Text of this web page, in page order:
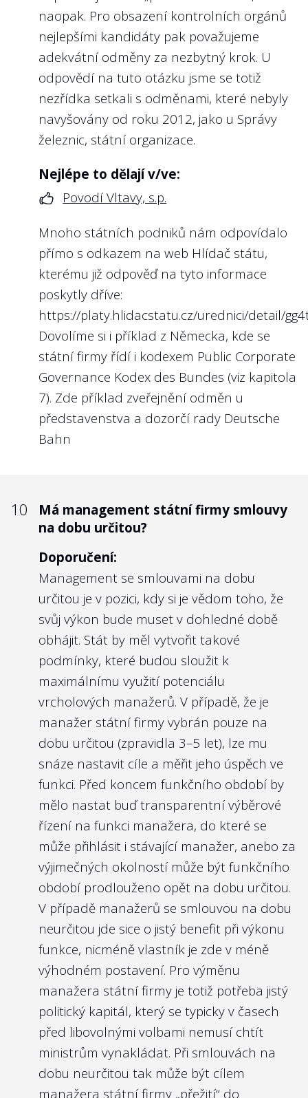
naopak. Pro obsazení kontrolních orgánů
nejlepšími kandidáty pak považujeme
adekvátní odměny za nezbytný krok. U
odpovědí na tuto otázku jsme se totiž
nezřídka setkali s odměnami, které nebyly
navyšovány od roku 2012, jako u Správy
železnic, státní organizace.
Nejlépe to dělají v/ve:
Povodí Vltavy, s.p.
Mnoho státních podniků nám odpovídalo
přímo s odkazem na web Hlídač státu,
kterému již odpověď na tyto informace
poskytly dříve:
https://platy.hlidacstatu.cz/urednici/detail/
Dovolíme si i příklad z Německa, kde se
státní firmy řídí i kodexem Public Corporate
Governance Kodex des Bundes (viz kapitola
7). Zde příklad zveřejnění odměn u
představenstva a dozorčí rady Deutsche
Bahn
10
Má management státní firmy smlouvy
na dobu určitou?
Doporučení:
Management se smlouvami na dobu
určitou je v pozici, kdy si je vědom toho, že
svůj výkon bude muset v dohledné době
obhájit. Stát by měl vytvořit takové
podmínky, které budou sloužit k
maximálnímu využití potenciálu
vrcholových manažerů. V případě, že je
manažer státní firmy vybrán pouze na
dobu určitou (zpravidla 3–5 let), lze mu
snáze nastavit cíle a měřit jeho úspěch ve
funkci. Před koncem funkčního období by
mělo nastat buď transparentní výběrové
řízení na funkci manažera, do které se
může přihlásit i stávající manažer, anebo za
výjimečných okolností může být funkčního
období prodlouženo opět na dobu určitou.
V případě manažerů se smlouvou na dobu
neurčitou jde sice o jistý benefit při výkonu
funkce, nicméně vlastník je zde v méně
výhodném postavení. Pro výměnu
manažera státní firmy je totiž potřeba jistý
politický kapitál, který se typicky v časech
před libovolnými volbami nemusí chtít
ministrům vynakládat. Při smlouvách na
dobu neurčitou tak může být cílem
manažera státní firmy „přežití“ do